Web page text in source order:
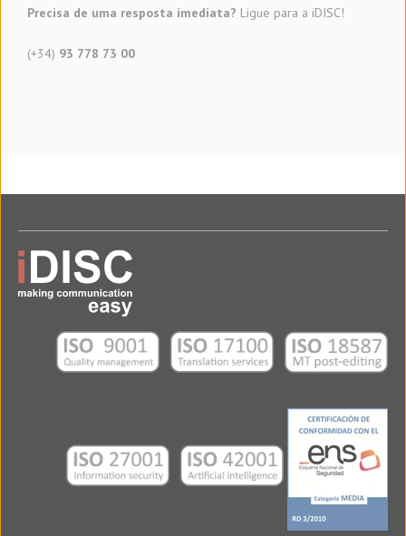
Precisa de uma resposta imediata? Ligue para a iDISC!
(+34) 93 778 73 00